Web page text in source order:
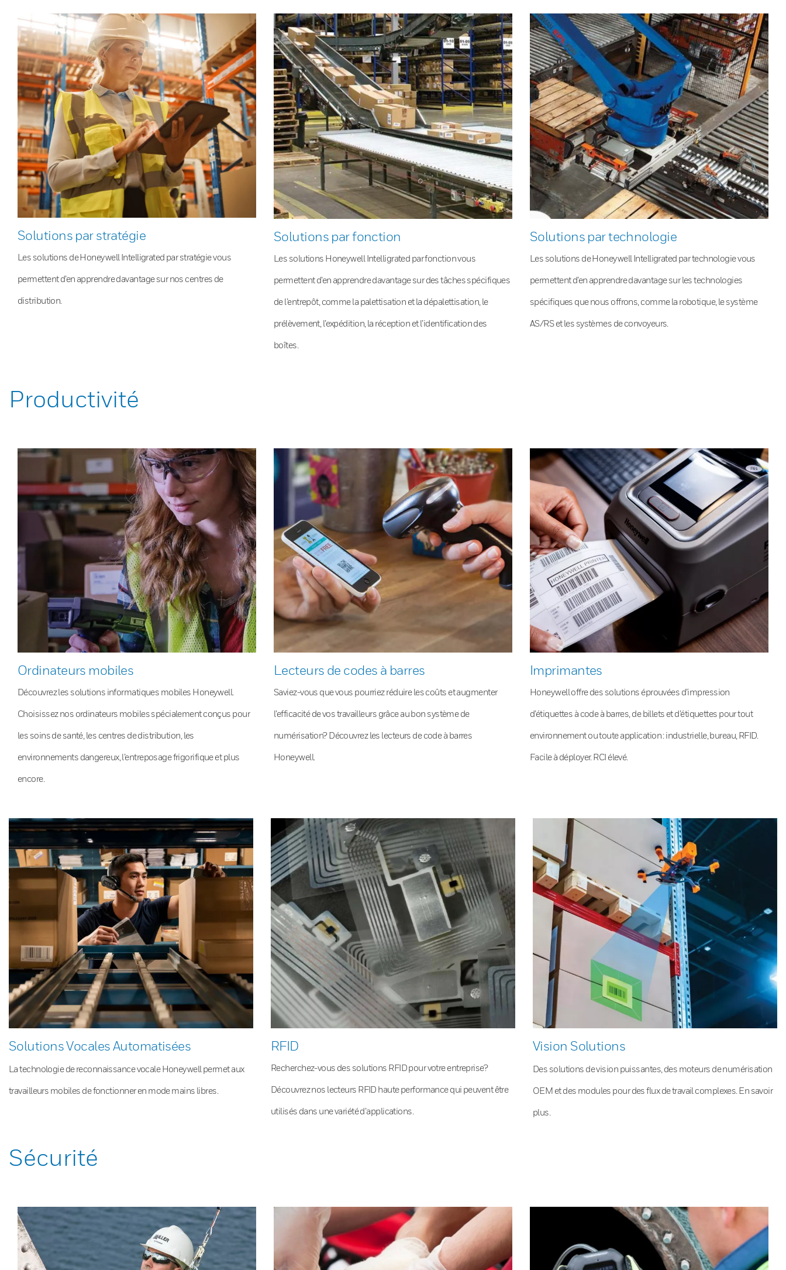
Solutions par stratégie
Les solutions de Honeywell Intelligrated par stratégie vous
permettent d’en apprendre davantage sur nos centres de
distribution.
Solutions par fonction
Les solutions Honeywell Intelligrated par fonction vous
permettent d’en apprendre davantage sur des tâches spécifiques
de l’entrepôt, comme la palettisation et la dépalettisation, le
prélèvement, l’expédition, la réception et l’identification des
boîtes.
Solutions par technologie
Les solutions de Honeywell Intelligrated par technologie vous
permettent d’en apprendre davantage sur les technologies
spécifiques que nous offrons, comme la robotique, le système
AS/RS et les systèmes de convoyeurs.
Productivité
Ordinateurs mobiles
Découvrez les solutions informatiques mobiles Honeywell.
Choisissez nos ordinateurs mobiles spécialement conçus pour
les soins de santé, les centres de distribution, les
environnements dangereux, l’entreposage frigorifique et plus
encore.
Lecteurs de codes à barres
Saviez-vous que vous pourriez réduire les coûts et augmenter
l’efficacité de vos travailleurs grâce au bon système de
numérisation? Découvrez les lecteurs de code à barres
Honeywell.
Imprimantes
Honeywell offre des solutions éprouvées d’impression
d’étiquettes à code à barres, de billets et d’étiquettes pour tout
environnement ou toute application : industrielle, bureau, RFID.
Facile à déployer. RCI élevé.
Solutions Vocales Automatisées
La technologie de reconnaissance vocale Honeywell permet aux
travailleurs mobiles de fonctionner en mode mains libres.
RFID
Recherchez-vous des solutions RFID pour votre entreprise?
Découvrez nos lecteurs RFID haute performance qui peuvent être
utilisés dans une variété d’applications.
Vision Solutions
Des solutions de vision puissantes, des moteurs de numérisation
OEM et des modules pour des flux de travail complexes. En savoir
plus.
Sécurité